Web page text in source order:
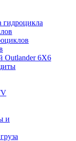
гидроцикла
Outlander 6X6
и